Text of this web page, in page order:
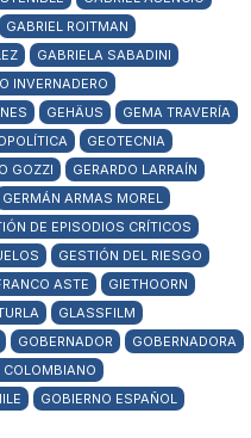
GABRIEL ROITMAN
GABRIELA SABADINI
INVERNADERO
GEHÄUS
GEMA TRAVERÍA
GEOTECNIA
GOZZI
GERARDO LARRAÍN
GERMÁN ARMAS MOREL
DE EPISODIOS CRÍTICOS
GESTIÓN DEL RIESGO
ASTE
GIETHOORN
GLASSFILM
GOBERNADOR
GOBERNADORA
COLOMBIANO
GOBIERNO ESPAÑOL